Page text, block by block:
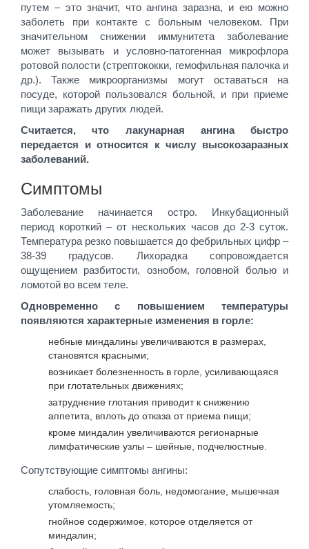
путем – это значит, что ангина заразна, и ею можно
заболеть при контакте с больным человеком. При
значительном снижении иммунитета заболевание
может вызывать и условно-патогенная микрофлора
ротовой полости (стрептококки, гемофильная палочка и
др.). Также микроорганизмы могут оставаться на
посуде, которой пользовался больной, и при приеме
пищи заражать других людей.
Считается, что лакунарная ангина быстро
передается и относится к числу высокозаразных
заболеваний.
Симптомы
Заболевание начинается остро. Инкубационный
период короткий – от нескольких часов до 2-3 суток.
Температура резко повышается до фебрильных цифр –
38-39 градусов. Лихорадка сопровождается
ощущением разбитости, ознобом, головной болью и
ломотой во всем теле.
Одновременно с повышением температуры
появляются характерные изменения в горле:
небные миндалины увеличиваются в размерах,
становятся красными;
возникает болезненность в горле, усиливающаяся
при глотательных движениях;
затруднение глотания приводит к снижению
аппетита, вплоть до отказа от приема пищи;
кроме миндалин увеличиваются регионарные
лимфатические узлы – шейные, подчелюстные.
Сопутствующие симптомы ангины:
слабость, головная боль, недомогание, мышечная
утомляемость;
гнойное содержимое, которое отделяется от
миндалин;